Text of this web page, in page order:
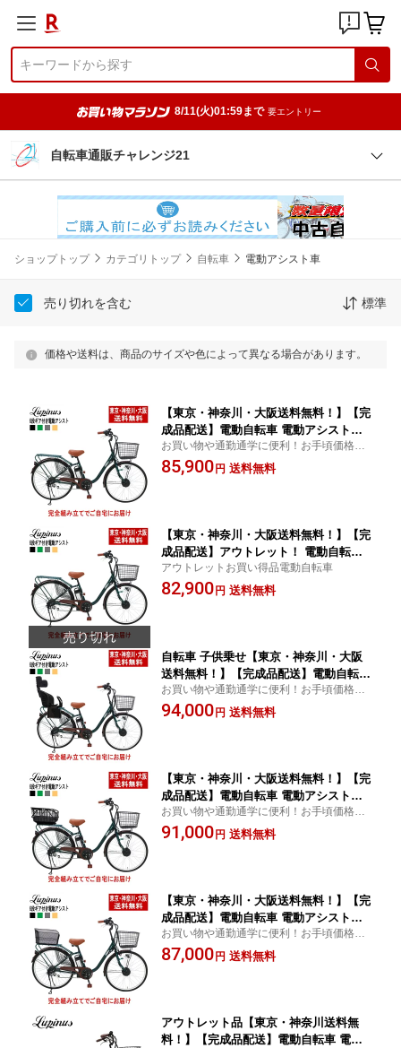
8/11(火)01:59まで 要エントリー
自転車通販チャレンジ21
ショップトップ カテゴリトップ 自転車 電動アシスト車
売り切れを含む 標準
価格や送料は、商品のサイズや色によって異なる場合があります。
【東京・神奈川・大阪送料無料！】【完
成品配送】電動自転車 電動アシスト自
転車 自転車 6段ギア付き 26インチ LUPI
NUS ルピナス DZ-L266R-HD
お買い物や通勤通学に便利！お手頃価格の
電動自転車
85,900 円 送料無料
【東京・神奈川・大阪送料無料！】【完
成品配送】アウトレット！ 電動自転車
電動アシスト自転車 自転車 6段ギア付き
26インチ LUPINUS ルピナス DZ-L266R
アウトレットお買い得品電動自転車
82,900 円 送料無料
自転車 子供乗せ【東京・神奈川・大阪
送料無料！】【完成品配送】電動自転車
電動アシスト自転車 自転車 6段ギア付き
26インチ LUPINUS DZ-L266R-HD-KNR
お買い物や通勤通学に便利！お手頃価格の
電動自転車
94,000 円 送料無料
【東京・神奈川・大阪送料無料！】【完
成品配送】電動自転車 電動アシスト自
転車 自転車 26インチ OGK RB-037B2着
脱式バスケットセット！ LUPINUS DZ-
お買い物や通勤通学に便利！お手頃価格の
電動自転車
91,000 円 送料無料
【東京・神奈川・大阪送料無料！】【完
成品配送】電動自転車 電動アシスト自
転車 自転車 6段ギア付き 26インチ LUPI
NUS DZ-L266R-HD-KB後カゴセット！
お買い物や通勤通学に便利！お手頃価格の
電動自転車
87,000 円 送料無料
アウトレット品【東京・神奈川送料無
料！】【完成品配送】電動自転車 電動